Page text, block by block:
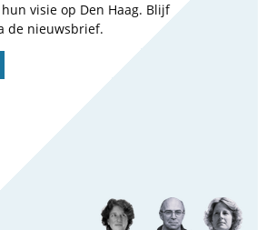
hun visie op Den Haag. Blijf
de nieuwsbrief.